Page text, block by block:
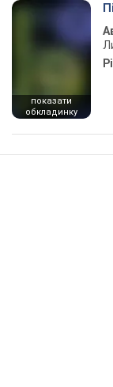
показати
обкладинку